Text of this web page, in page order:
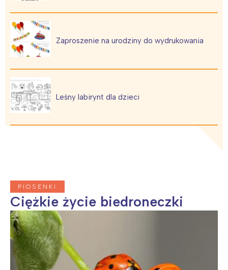
Zaproszenie na urodziny do wydrukowania
Leśny labirynt dla dzieci
PIOSENKI
Ciężkie życie biedroneczki